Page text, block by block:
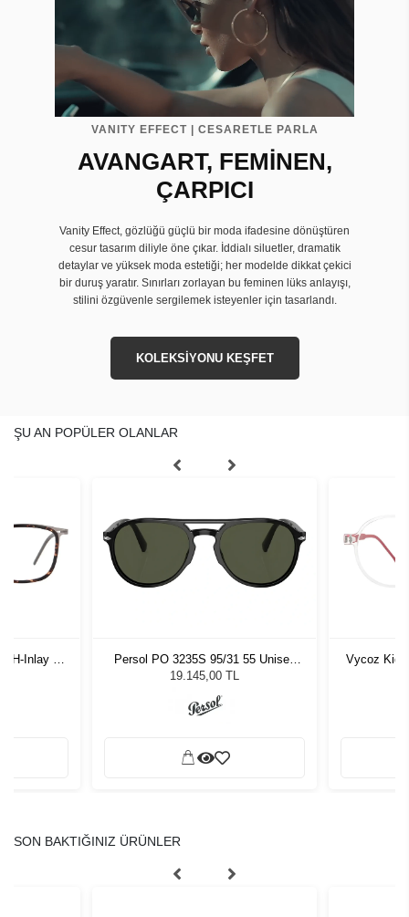
VANITY EFFECT | CESARETLE PARLA
AVANGART, FEMİNEN,
ÇARPICI
Vanity Effect, gözlüğü güçlü bir moda ifadesine dönüştüren
cesur tasarım diliyle öne çıkar. İddialı siluetler, dramatik
detaylar ve yüksek moda estetiği; her modelde dikkat çekici
bir duruş yaratır. Sınırları zorlayan bu feminen lüks anlayışı,
stilini özgüvenle sergilemek isteyenler için tasarlandı.
KOLEKSİYONU KEŞFET
ŞU AN POPÜLER OLANLAR
H-Inlay 53-
Persol PO 3235S 95/31 55 Unisex
Güneş Gözlüğü
19.145,00 TL
Vycoz Kids
SON BAKTIĞINIZ ÜRÜNLER